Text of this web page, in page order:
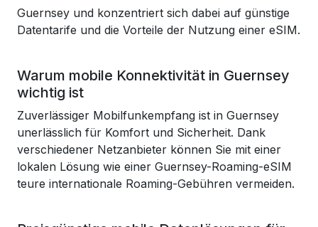
Guernsey und konzentriert sich dabei auf günstige
Datentarife und die Vorteile der Nutzung einer eSIM.
Warum mobile Konnektivität in Guernsey
wichtig ist
Zuverlässiger Mobilfunkempfang ist in Guernsey
unerlässlich für Komfort und Sicherheit. Dank
verschiedener Netzanbieter können Sie mit einer
lokalen Lösung wie einer Guernsey-Roaming-eSIM
teure internationale Roaming-Gebühren vermeiden.